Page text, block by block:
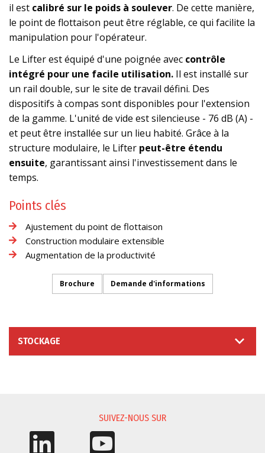
il est calibré sur le poids à soulever. De cette manière,
le point de flottaison peut être réglable, ce qui facilite la
manipulation pour l'opérateur.
Le Lifter est équipé d'une poignée avec contrôle
intégré pour une facile utilisation. Il est installé sur
un rail double, sur le site de travail défini. Des
dispositifs à compas sont disponibles pour l'extension
de la gamme. L'unité de vide est silencieuse - 76 dB (A) -
et peut être installée sur un lieu habité. Grâce à la
structure modulaire, le Lifter peut-être étendu
ensuite, garantissant ainsi l'investissement dans le
temps.
Points clés
Ajustement du point de flottaison
Construction modulaire extensible
Augmentation de la productivité
Brochure Demande d'informations
STOCKAGE
SUIVEZ-NOUS SUR